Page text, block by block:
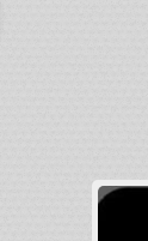
خلافات